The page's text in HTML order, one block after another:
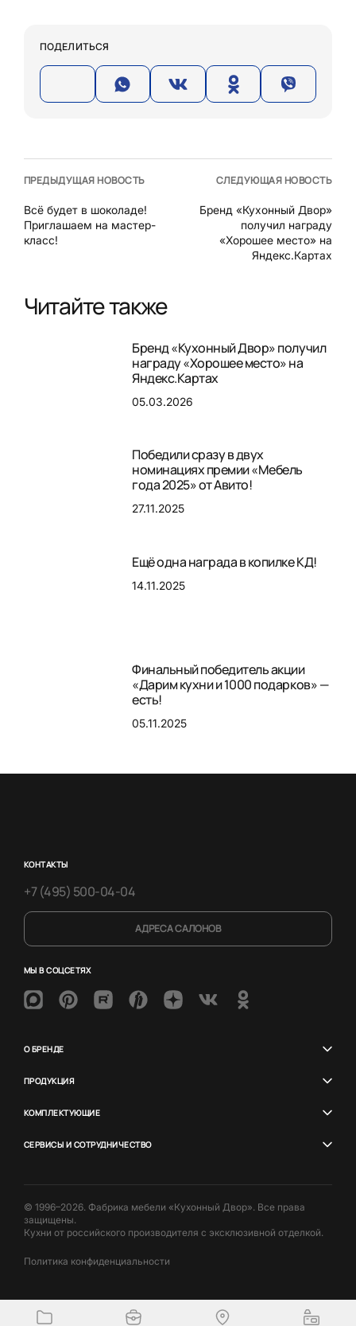
ПОДЕЛИТЬСЯ
ПРЕДЫДУЩАЯ НОВОСТЬ
Всё будет в шоколаде!
Приглашаем на мастер-
класс!
СЛЕДУЮЩАЯ НОВОСТЬ
Бренд «Кухонный Двор»
получил награду
«Хорошее место» на
Яндекс.Картах
Читайте также
Бренд «Кухонный Двор» получил
награду «Хорошее место» на
Яндекс.Картах
05.03.2026
Победили сразу в двух
номинациях премии «Мебель
года 2025» от Авито!
27.11.2025
Ещё одна награда в копилке КД!
14.11.2025
Финальный победитель акции
«Дарим кухни и 1000 подарков» —
есть!
05.11.2025
КОНТАКТЫ
+7 (495) 500-04-04
АДРЕСА САЛОНОВ
МЫ В СОЦСЕТЯХ
О БРЕНДЕ
ПРОДУКЦИЯ
КОМПЛЕКТУЮЩИЕ
СЕРВИСЫ И СОТРУДНИЧЕСТВО
© 1996–2026. Фабрика мебели «Кухонный Двор». Все права
защищены.
Кухни от российского производителя с эксклюзивной отделкой.
Политика конфиденциальности